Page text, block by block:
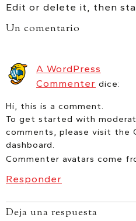
Edit or delete it, then
Un comentario
A WordPress
Commenter dice:
Hi, this is a comment.
To get started with
comments, please visit the
dashboard.
Commenter avatars come
Responder
Deja una respuesta